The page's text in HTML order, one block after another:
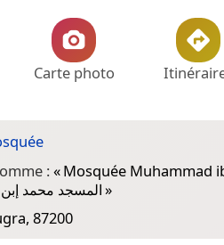
Carte photo
:«Mosquée Muhammad
المسجد محمد»
87200